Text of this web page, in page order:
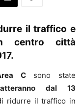
il traffico e
centro città
Csono state
dal 13
ridurre il traffico in